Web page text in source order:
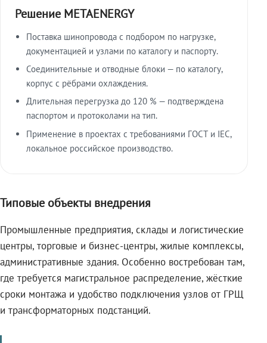
Решение METAENERGY
Поставка шинопровода с подбором по нагрузке,
документацией и узлами по каталогу и паспорту.
Соединительные и отводные блоки — по каталогу,
корпус с рёбрами охлаждения.
Длительная перегрузка до 120 % — подтверждена
паспортом и протоколами на тип.
Применение в проектах с требованиями ГОСТ и IEC,
локальное российское производство.
Типовые объекты внедрения
Промышленные предприятия, склады и логистические
центры, торговые и бизнес-центры, жилые комплексы,
административные здания. Особенно востребован там,
где требуется магистральное распределение, жёсткие
сроки монтажа и удобство подключения узлов от ГРЩ
и трансформаторных подстанций.